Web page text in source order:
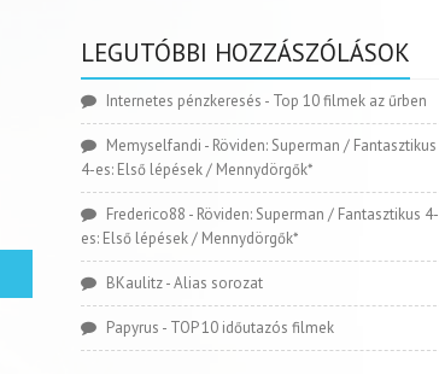
LEGUTÓBBI HOZZÁSZÓLÁSOK
Internetes pénzkeresés - Top 10 filmek az űrben
Memyselfandi - Röviden: Superman / Fantasztikus
4-es: Első lépések / Mennydörgők*
Frederico88 - Röviden: Superman / Fantasztikus 4-
es: Első lépések / Mennydörgők*
BKaulitz-Alias sorozat
Papyrus - TOP 10 időutazós filmek